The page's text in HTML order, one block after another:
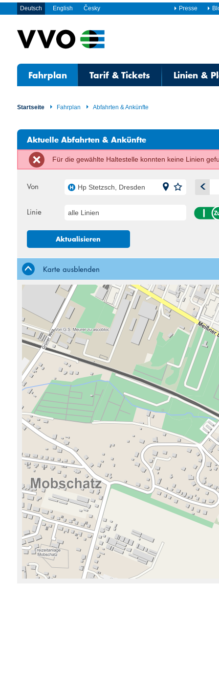
Deutsch English Česky Presse
Fahrplan Tarif & Tickets Linien &
Startseite Fahrplan Abfahrten & Ankünfte
Aktuelle Abfahrten & Ankünfte
Für die gewählte Haltestelle konnten keine Linien
Von Hp Stetzsch, Dresden
Mo Di
10 11
24 25
31 1
Linie alle Linien
Aktualisieren
Karte ausblenden